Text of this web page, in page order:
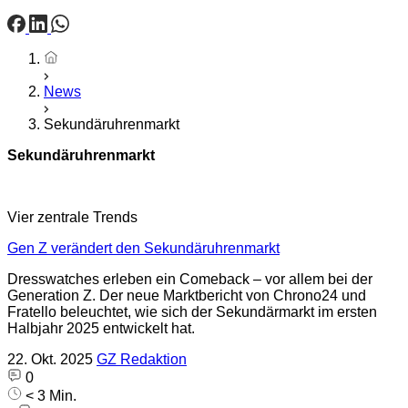
Startseite
News
Sekundäruhrenmarkt
Sekundäruhrenmarkt
Vier zentrale Trends
Gen Z verändert den Sekundäruhrenmarkt
Dresswatches erleben ein Comeback – vor allem bei der
Generation Z. Der neue Marktbericht von Chrono24 und
Fratello beleuchtet, wie sich der Sekundärmarkt im ersten
Halbjahr 2025 entwickelt hat.
22. Okt. 2025 GZ Redaktion
0
< 3 Min.